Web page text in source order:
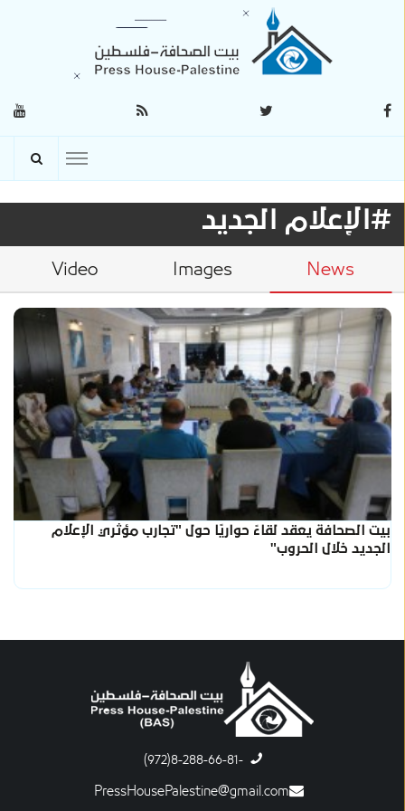
#الإعلام الجديد
News
Images
Video
بيت الصحافة يعقد لقاءً حواريًا حول "تجارب مؤثري الإعلام
الجديد خلال الحروب"
-8-288-66-81(972)
PressHousePalestine@gmail.com